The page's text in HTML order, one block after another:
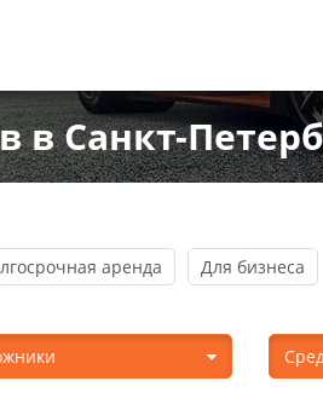
Санкт-
аренда Для бизнеса